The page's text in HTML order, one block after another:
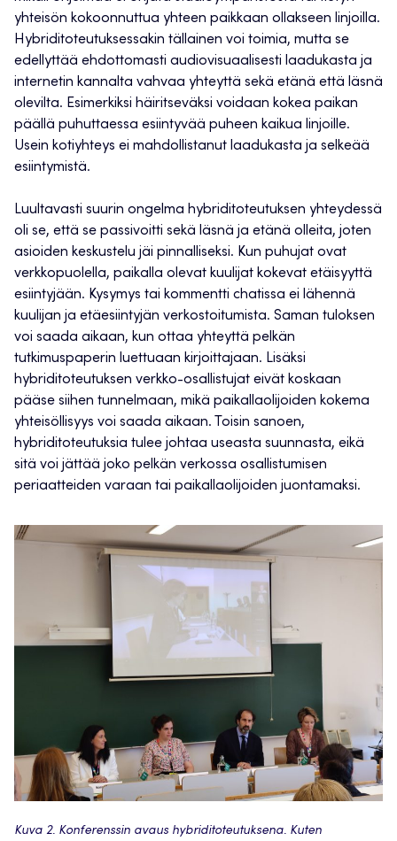
yhteisön kokoonnuttua yhteen paikkaan ollakseen linjoilla.
Hybriditoteutuksessakin tällainen voi toimia, mutta se
edellyttää ehdottomasti audiovisuaalisesti laadukasta ja
internetin kannalta vahvaa yhteyttä sekä etänä että läsnä
olevilta. Esimerkiksi häiritseväksi voidaan kokea paikan
päällä puhuttaessa esiintyvää puheen kaikua linjoille.
Usein kotiyhteys ei mahdollistanut laadukasta ja selkeää
esiintymistä.
Luultavasti suurin ongelma hybriditoteutuksen yhteydessä
oli se, että se passivoitti sekä läsnä ja etänä olleita, joten
asioiden keskustelu jäi pinnalliseksi. Kun puhujat ovat
verkkopuolella, paikalla olevat kuulijat kokevat etäisyyttä
esiintyjään. Kysymys tai kommentti chatissa ei lähennä
kuulijan ja etäesiintyjän verkostoitumista. Saman tuloksen
voi saada aikaan, kun ottaa yhteyttä pelkän
tutkimuspaperin luettuaan kirjoittajaan. Lisäksi
hybriditoteutuksen verkko-osallistujat eivät koskaan
pääse siihen tunnelmaan, mikä paikallaolijoiden kokema
yhteisöllisyys voi saada aikaan. Toisin sanoen,
hybriditoteutuksia tulee johtaa useasta suunnasta, eikä
sitä voi jättää joko pelkän verkossa osallistumisen
periaatteiden varaan tai paikallaolijoiden juontamaksi.
Kuva 2. Konferenssin avaus hybriditoteutuksena. Kuten